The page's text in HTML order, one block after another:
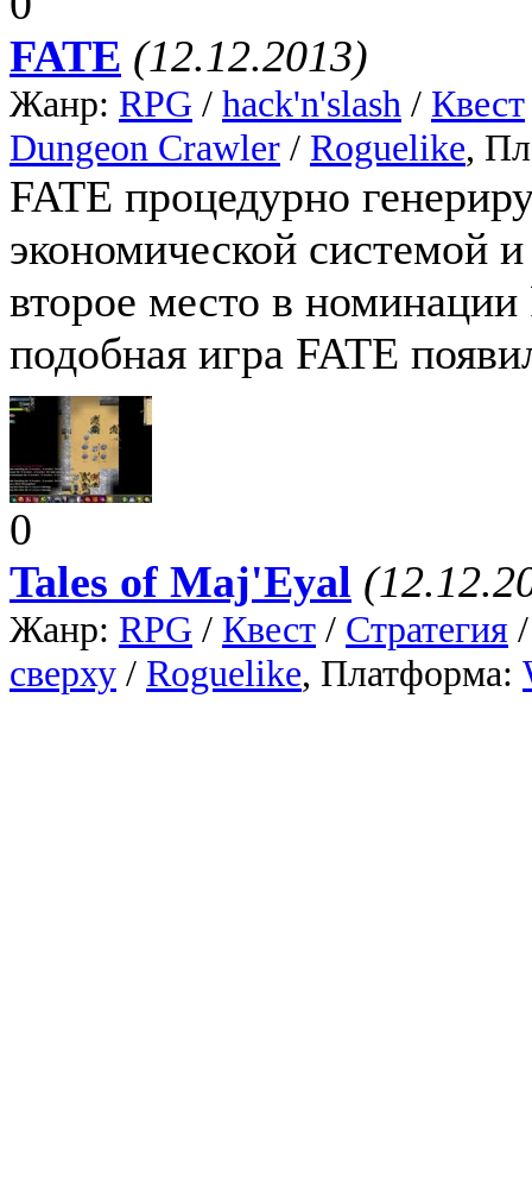
FATE (12.12.2013)
Жанр: RPG / hack'n'slash / Квест
Dungeon Crawler / Roguelike,
FATE процедурно
экономической системой
второе место в номинации
подобная игра FATE
0
Tales of Maj'Eyal
Жанр: RPG / Квест / Стратегия
сверху / Roguelike, Платформа: